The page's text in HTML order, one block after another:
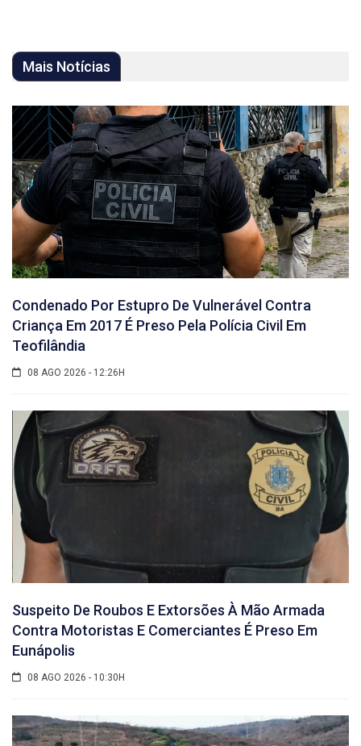
Mais Notícias
Condenado Por Estupro De Vulnerável Contra
Criança Em 2017 É Preso Pela Polícia Civil Em
Teofilândia
08 AGO 2026 - 12:26H
Suspeito De Roubos E Extorsões À Mão Armada
Contra Motoristas E Comerciantes É Preso Em
Eunápolis
08 AGO 2026 - 10:30H